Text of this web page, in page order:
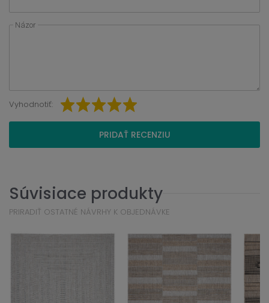
Názor
Vyhodnotiť:
PRIDAŤ RECENZIU
Súvisiace produkty
PRIRADIŤ OSTATNÉ NÁVRHY K OBJEDNÁVKE